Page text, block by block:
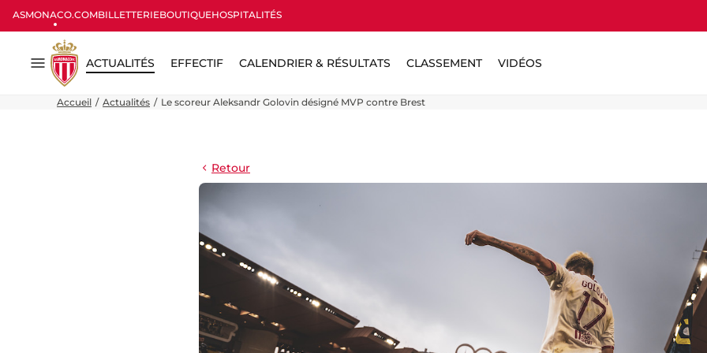
ASMONACO.COMBILLETTERIEBOUTIQUEHOSPITALITÉS
Menu
ACTUALITÉS EFFECTIF CALENDRIER & RÉSULTATS CLASSEMENT VIDÉOS
Accueil Actualités Le scoreur Aleksandr Golovin désigné MVP contre Brest
Retour